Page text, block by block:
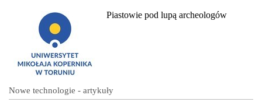
Piastowie pod lupą archeologów
Nowe technologie - artykuły